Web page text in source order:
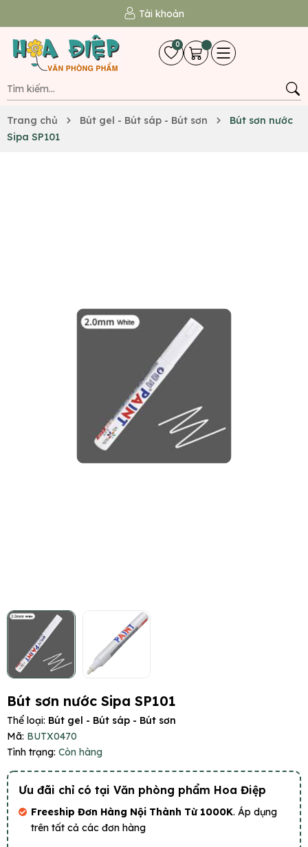
Tài khoản
0
Trang chủ Bút gel - Bút sáp - Bút sơn
Bút sơn nước
Sipa SP101
Bút sơn nước Sipa SP101
Thể loại: Bút gel - Bút sáp - Bút sơn
Mã: BUTX0470
Tình trạng: Còn hàng
Ưu đãi chỉ có tại Văn phòng phẩm Hoa Điệp
Freeship Đơn Hàng Nội Thành Từ 1000K. Áp dụng
trên tất cả các đơn hàng